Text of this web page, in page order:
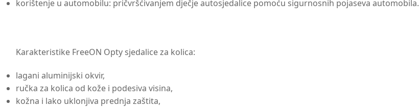
korištenje u automobilu: pričvršćivanjem dječje autosjedalice pomoću sigurnosnih pojaseva automobila.
Karakteristike FreeON Opty sjedalice za kolica:
lagani aluminijski okvir,
ručka za kolica od kože i podesiva visina,
kožna i lako uklonjiva prednja zaštita,